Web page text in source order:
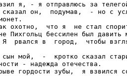
я, - я отправлюсь за
он,  подумав,  - но с
охотно,  что я  не стал
Пихгольц бессилен был
рвался в  город,  чтобы
мой,  -  кротко сказал
- надежда отечества.
гордости зубы,  я взвился